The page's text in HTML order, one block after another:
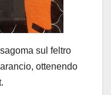
sul feltro
ottenendo